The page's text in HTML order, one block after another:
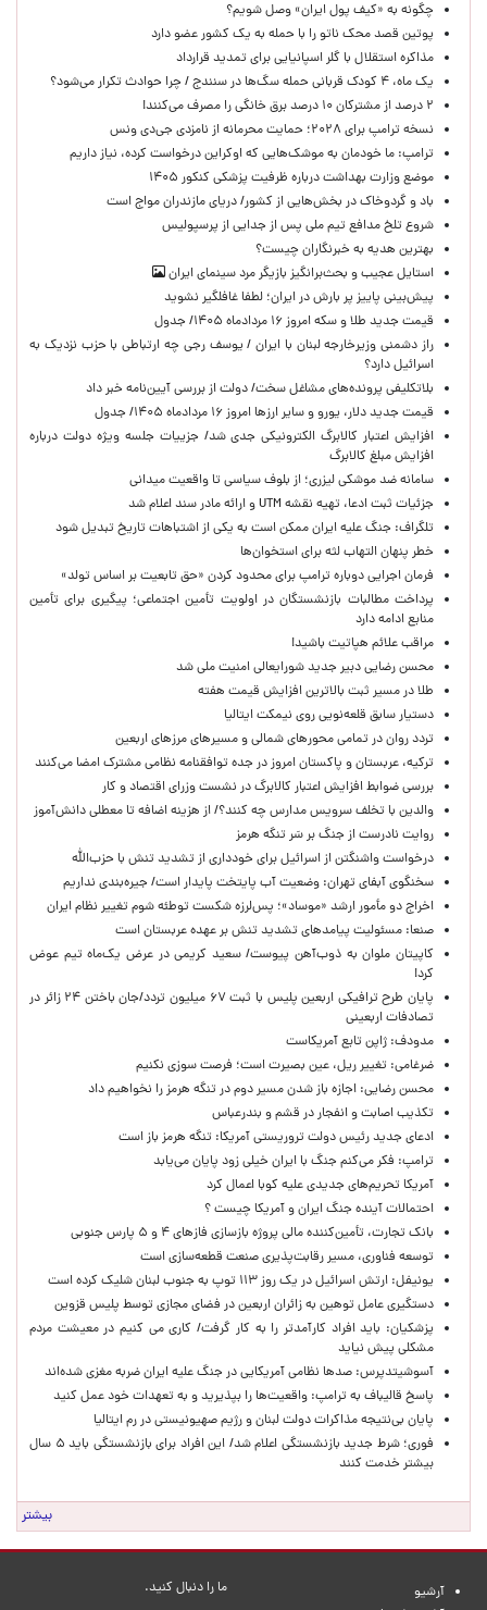
چگونه به «کیف پول ایران» وصل شویم؟
پوتین قصد محک ناتو را با حمله به یک کشور عضو دارد
مذاکره استقلال با گلر اسپانیایی برای تمدید قرارداد
یک ماه، ۴ کودک قربانی حمله سگ‌ها در سنندج / چرا حوادث تکرار می‌شود؟
۲ درصد از مشترکان ۱۰ درصد برق خانگی را مصرف می‌کنند!
نسخه ترامپ برای ۲۰۲۸؛ حمایت محرمانه از نامزدی جی‌دی ونس
ترامپ: ما خودمان به موشک‌هایی که اوکراین درخواست کرده، نیاز داریم
موضع وزارت بهداشت درباره ظرفیت پزشکی کنکور ۱۴۰۵
باد و گردوخاک در بخش‌هایی از کشور/ دریای مازندران مواج است
شروع تلخ مدافع تیم ملی پس از جدایی از پرسپولیس
بهترین هدیه به خبرنگاران چیست؟
استایل عجیب و بحث‌برانگیز بازیگر مرد سینمای ایران
پیش‌بینی پاییز پر بارش در ایران؛ لطفا غافلگیر نشوید
قیمت جدید طلا و سکه امروز ۱۶ مردادماه ۱۴۰۵/ جدول
راز دشمنی وزیرخارجه لبنان با ایران / یوسف رجی چه ارتباطی با حزب نزدیک به
اسرائیل دارد؟
بلاتکلیفی پرونده‌های مشاغل سخت/ دولت از بررسی آیین‌نامه خبر داد
قیمت جدید دلار، یورو و سایر ارزها امروز ۱۶ مردادماه ۱۴۰۵/ جدول
افزایش اعتبار کالابرگ الکترونیکی جدی شد/ جزییات جلسه ویژه دولت درباره
افزایش مبلغ کالابرگ
سامانه ضد موشکی لیزری؛ از بلوف سیاسی تا واقعیت میدانی
جزئیات ثبت ادعا، تهیه نقشه UTM و ارائه مادر سند اعلام شد
تلگراف: جنگ علیه ایران ممکن است به یکی از اشتباهات تاریخ تبدیل شود
خطر پنهان التهاب لثه برای استخوان‌ها
فرمان اجرایی دوباره ترامپ برای محدود کردن «حق تابعیت بر اساس تولد»
پرداخت مطالبات بازنشستگان در اولویت تأمین اجتماعی؛ پیگیری برای تأمین
منابع ادامه دارد
مراقب علائم هپاتیت باشید!
محسن رضایی دبیر جدید شورایعالی امنیت ملی شد
طلا در مسیر ثبت بالاترین افزایش قیمت هفته
دستیار سابق قلعه‌نویی روی نیمکت ایتالیا
تردد روان در تمامی محورهای شمالی و مسیرهای مرزهای اربعین
ترکیه، عربستان و پاکستان امروز در جده توافقنامه نظامی مشترک امضا می‌کنند
بررسی ضوابط افزایش اعتبار کالابرگ در نشست وزرای اقتصاد و کار
والدین با تخلف سرویس مدارس چه کنند؟/ از هزینه اضافه تا معطلی دانش‌آموز
روایت نادرست از جنگ بر سَر تنگه هرمز
درخواست واشنگتن از اسرائیل برای خودداری از تشدید تنش با حزب‌الله
سخنگوی آبفای تهران: وضعیت آب پایتخت پایدار است/ جیره‌بندی نداریم
اخراج دو مأمور ارشد «موساد»؛ پس‌لرزه شکست توطئه شوم تغییر نظام ایران
صنعا: مسئولیت پیامدهای تشدید تنش بر عهده عربستان است
کاپیتان ملوان به ذوب‌آهن پیوست/ سعید کریمی در عرض یک‌ماه تیم عوض
کرد!
پایان طرح ترافیکی اربعین پلیس با ثبت ۶۷ میلیون تردد/جان باختن ۲۴ زائر در
تصادفات اربعینی
مدودف: ژاپن تابع آمریکاست
ضرغامی: تغییر ریل، عین بصیرت است؛ فرصت سوزی نکنیم
محسن رضایی: اجازه باز شدن مسیر دوم در تنگه هرمز را نخواهیم داد
تکذیب اصابت و انفجار در قشم و بندرعباس
ادعای جدید رئیس دولت تروریستی آمریکا: تنگه هرمز باز است
ترامپ: فکر می‌کنم جنگ با ایران خیلی زود پایان می‌یابد
آمریکا تحریم‌های جدیدی علیه کوبا اعمال کرد
احتمالات آینده جنگ ایران و آمریکا چیست ؟
بانک تجارت، تأمین‌کننده مالی پروژه بازسازی فازهای ۴ و ۵ پارس جنوبی
توسعه فناوری، مسیر رقابت‌پذیری صنعت قطعه‌سازی است
یونیفل: ارتش اسرائیل در یک روز ۱۱۳ توپ به جنوب لبنان شلیک کرده است
دستگیری عامل توهین به زائران اربعین در فضای مجازی توسط پلیس قزوین
پزشکیان: باید افراد کارآمدتر را به کار گرفت/ کاری می کنیم در معیشت مردم
مشکلی پیش نیاید
آسوشیتدپرس: صدها نظامی آمریکایی در جنگ علیه ایران ضربه مغزی شده‌اند
پاسخ قالیباف به ترامپ: واقعیت‌ها را بپذیرید و به تعهدات خود عمل کنید
پایان بی‌نتیجه مذاکرات دولت لبنان و رژیم صهیونیستی در رم ایتالیا
فوری؛ شرط جدید بازنشستگی اعلام شد/ این افراد برای بازنشستگی باید ۵ سال
بیشتر خدمت کنند
بیشتر
آرشیو
ما را دنبال کنید.